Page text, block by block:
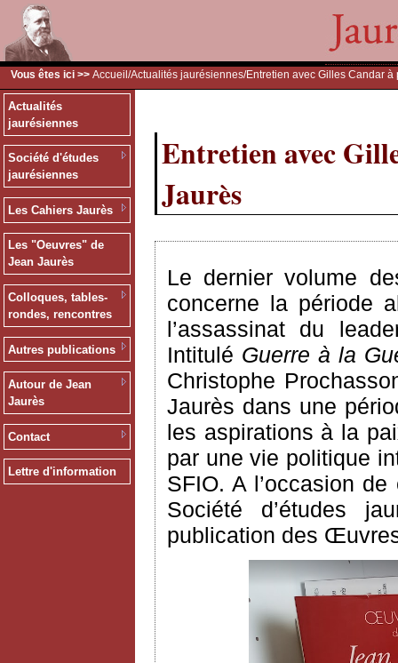
Vous êtes ici >> Accueil /Actualités jaurésiennes/Entretien avec Gilles Candar
Actualités
jaurésiennes
Société d'études
jaurésiennes
Les Cahiers Jaurès
Les "Oeuvres" de
Jean Jaurès
Colloques, tables-
rondes, rencontres
Autres publications
Autour de Jean
Jaurès
Contact
Lettre d'information
Entretien avec
Jaurès
Le dernier volume
concerne la période
l’assassinat du
Intitulé Guerre à la
Christophe
Jaurès dans une
les aspirations à la
par une vie politique
SFIO. A l’occasion
Société d’études
publication des